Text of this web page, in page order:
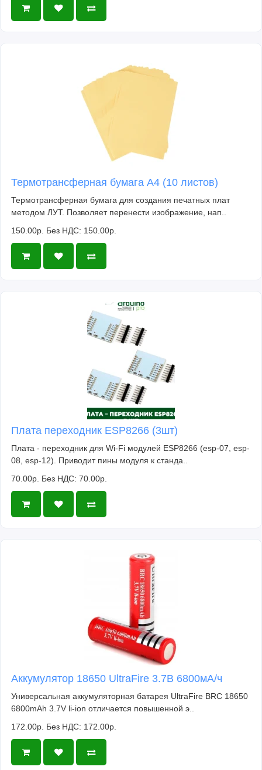
Термотрансферная бумага А4 (10 листов)
Термотрансферная бумага для создания печатных плат
методом ЛУТ. Позволяет перенести изображение, нап..
150.00р. Без НДС: 150.00р.
Плата переходник ESP8266 (3шт)
Плата - переходник для Wi-Fi модулей ESP8266 (esp-07, esp-
08, esp-12). Приводит пины модуля к станда..
70.00р. Без НДС: 70.00р.
Аккумулятор 18650 UltraFire 3.7В 6800мА/ч
Универсальная аккумуляторная батарея UltraFire BRC 18650
6800mAh 3.7V li-ion отличается повышенной э..
172.00р. Без НДС: 172.00р.